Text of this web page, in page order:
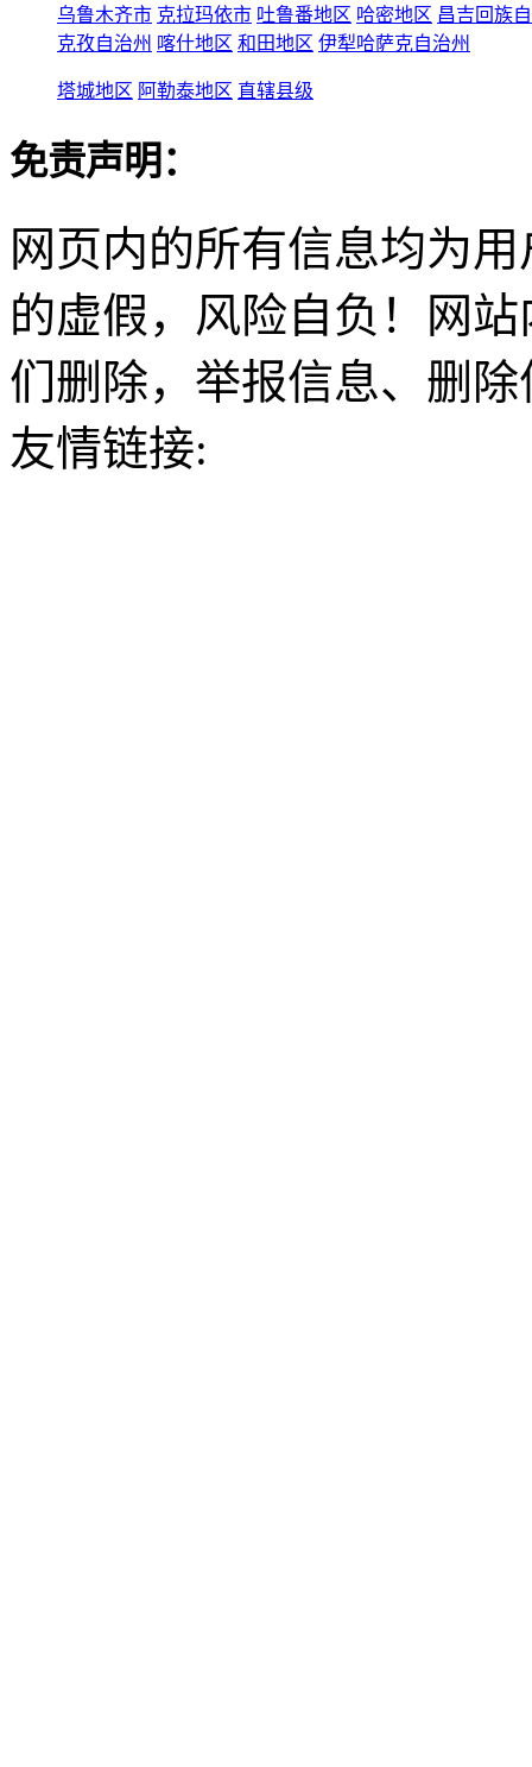
乌鲁木齐市 克拉玛依市 吐鲁番地区 哈密地区 昌吉回族
克孜自治州 喀什地区 和田地区 伊犁哈萨克自治州
塔城地区 阿勒泰地区 直辖县级
免责声明：
网页内的所有信息均为
的虚假，风险自负！网
们删除，举报信息、删
友情链接: